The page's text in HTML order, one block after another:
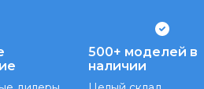
500+ моделей в
наличии